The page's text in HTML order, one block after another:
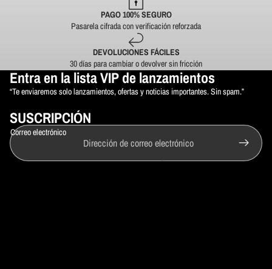
PAGO 100% SEGURO
Pasarela cifrada con verificación reforzada
DEVOLUCIONES FÁCILES
30 días para cambiar o devolver sin fricción
Entra en la lista VIP de lanzamientos
“Te enviaremos solo lanzamientos, ofertas y noticias importantes. Sin spam.”
SUSCRIPCIÓN
Correo electrónico
Política de reembolso
Política de privacidad
Política de envío
Aviso legal